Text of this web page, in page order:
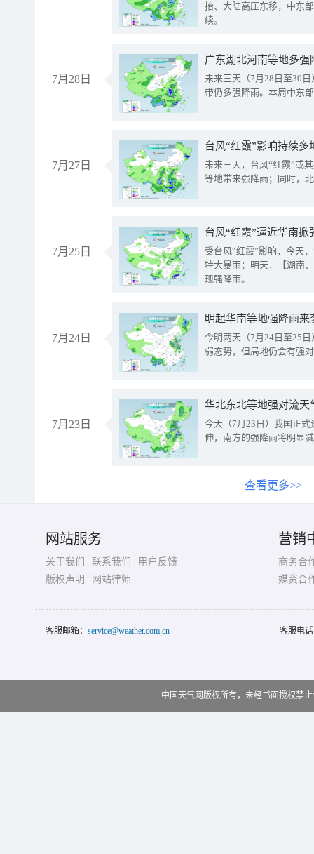
抬、大陆高压东移，中东
续。
7月28日
广东湖北河南等地多
未来三天（7月28日至30
带仍多强降雨。本周中东
7月27日
台风“红霞”影响持续
未来三天，台风“红霞”或
等地带来强降雨；同时，
7月25日
台风“红霞”逼近华南
受台风“红霞”影响，今天
特大暴雨；明天，【湖南
现强降雨。
7月24日
明起华南等地强降雨
今明两天（7月24日至25
弱态势，但局地仍会有强
7月23日
华北东北等地强对流天
今天（7月23日）我国正
伸，南方的强降雨将明显
查看更多>>
网站服务
关于我们 联系我们
用户反馈
版权声明
网站律师
营销
商务合
媒资合
客服邮箱： service@weather.com.cn 客服电
中国天气网版权所有，未经书面授权